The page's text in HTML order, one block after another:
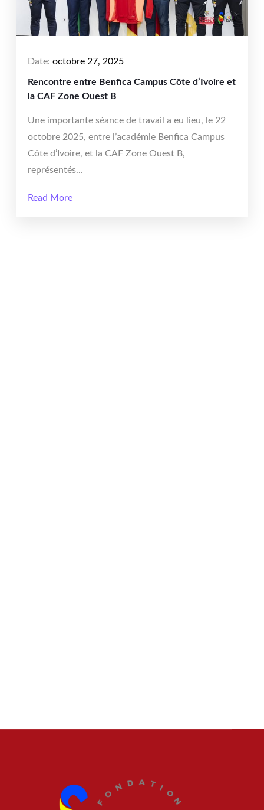
Date: octobre 27, 2025
Rencontre entre Benfica Campus Côte d’Ivoire et
la CAF Zone Ouest B
Une importante séance de travail a eu lieu, le 22
octobre 2025, entre l’académie Benfica Campus
Côte d’Ivoire, et la CAF Zone Ouest B,
représentés...
Read More